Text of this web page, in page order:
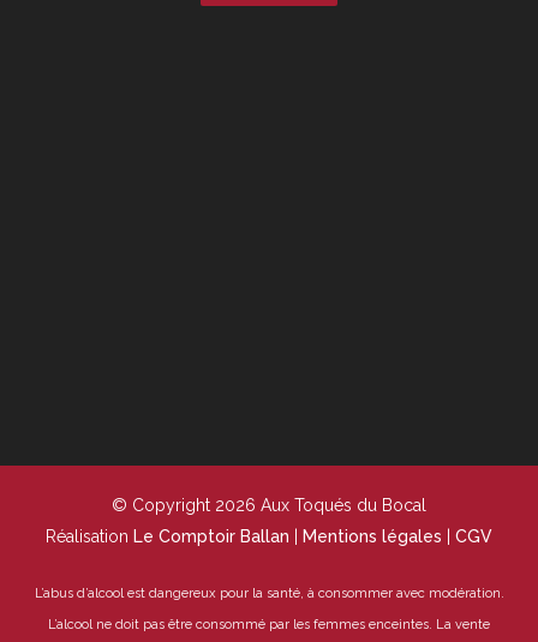
© Copyright 2026 Aux Toqués du Bocal
Réalisation Le Comptoir Ballan Mentions légales CGV
L’abus d’alcool est dangereux pour la santé, à consommer avec modération.
L’alcool ne doit pas être consommé par les femmes enceintes. La vente